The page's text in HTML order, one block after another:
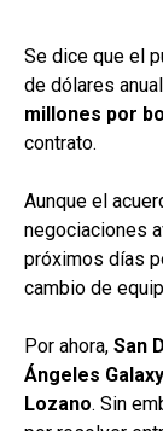
Se dice que el
de dólares
millones por
contrato.
Aunque el
negociaciones
próximos días
cambio de
Por ahora, San
Ángeles Galaxy
Lozano. Sin